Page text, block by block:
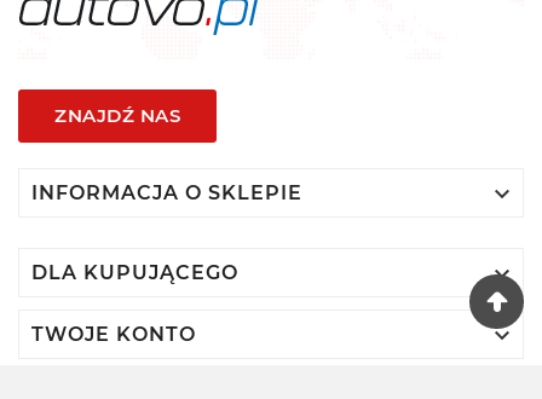
ZNAJDŹ NAS
INFORMACJA O SKLEPIE 
DLA KUPUJĄCEGO 
TWOJE KONTO 